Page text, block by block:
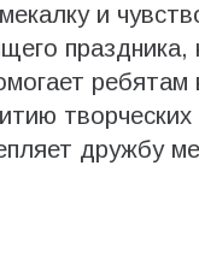
и
праздника,
ребятам
творческих
дружбу